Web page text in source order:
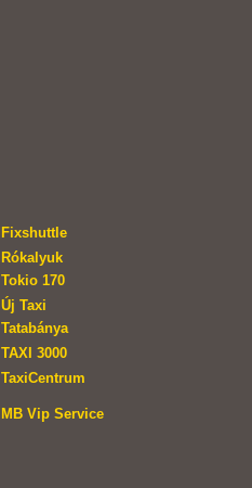
Fixshuttle
Rókalyuk
Tokio 170
Új Taxi
Tatabánya
TAXI 3000
TaxiCentrum
MB Vip Service